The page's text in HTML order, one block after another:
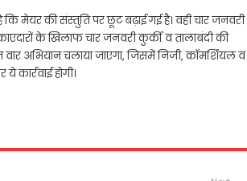
मेयर की संस्तुति पर छूट बढ़ाई गई है। वहीं चार जनवरी
के खिलाफ चार जनवरी कुर्की व तालाबंदी की
वार अभियान चलाया जाएगा, जिसमें निजी, कॉमर्शियल व
कार्रवाई होगी।